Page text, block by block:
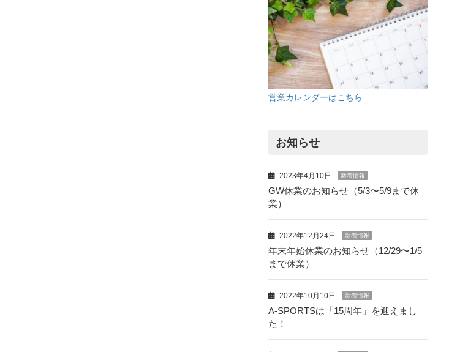
営業カレンダーはこちら
お知らせ
2023年4月10日 新着情報
GW休業のお知らせ（5/3〜5/9まで休
業）
2022年12月24日 新着情報
年末年始休業のお知らせ（12/29〜1/5
まで休業）
2022年10月10日 新着情報
A-SPORTSは「15周年」を迎えまし
た！